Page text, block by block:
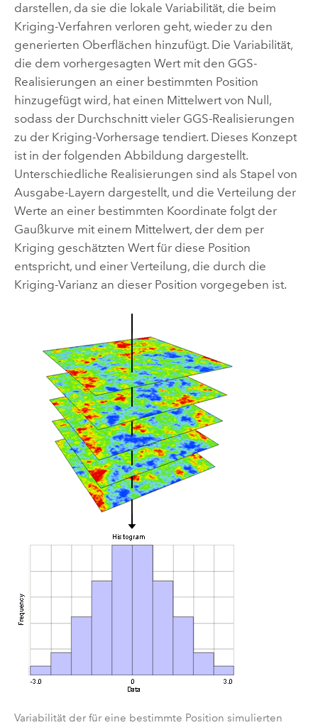
darstellen, da sie die lokale Variabilität, die beim
Kriging-Verfahren verloren geht, wieder zu den
generierten Oberflächen hinzufügt. Die Variabilität,
die dem vorhergesagten Wert mit den GGS-
Realisierungen an einer bestimmten Position
hinzugefügt wird, hat einen Mittelwert von Null,
sodass der Durchschnitt vieler GGS-Realisierungen
zu der Kriging-Vorhersage tendiert. Dieses Konzept
ist in der folgenden Abbildung dargestellt.
Unterschiedliche Realisierungen sind als Stapel von
Ausgabe-Layern dargestellt, und die Verteilung der
Werte an einer bestimmten Koordinate folgt der
Gaußkurve mit einem Mittelwert, der dem per
Kriging geschätzten Wert für diese Position
entspricht, und einer Verteilung, die durch die
Kriging-Varianz an dieser Position vorgegeben ist.
Variabilität der für eine bestimmte Position simulierten